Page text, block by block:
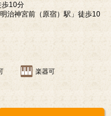
歩10分
治神宮前（原宿）駅」徒歩10
楽器可